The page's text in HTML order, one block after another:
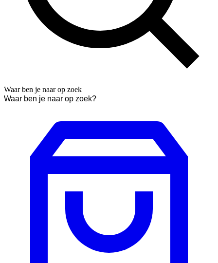
Waar ben je naar op zoek